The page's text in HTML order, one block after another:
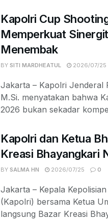
Kapolri Cup
Memperkuat
Menembak
BY SITI MARDHEATUL 2026/07/25
Jakarta – Kapolri Jenderal
M.Si. menyatakan bahwa
2026 bukan sekadar
Kapolri dan Ketua
Kreasi Bhayangkari
BY SALMA HN 2026/07/25 0
Jakarta – Kepala
(Kapolri) bersama Ketua
langsung Bazar Kreasi